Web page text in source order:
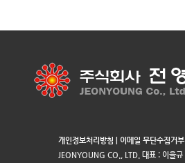
개인정보처리방침
이메일 무단수집거부
JEONYOUNG CO., LTD. 대표 : 이을규